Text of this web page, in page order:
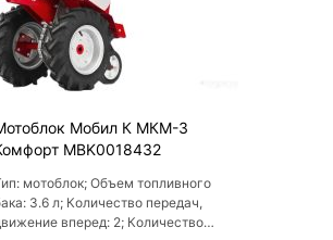
Мобил К МКМ-3
MBK0018432
мотоблок; Объем топливного
3.6 л; Количество передач,
вперед: 2; Количество